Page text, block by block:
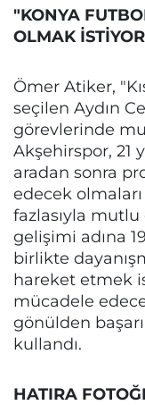
"KONYA
OLMAK
Ömer Atiker,
seçilen Aydın
görevlerinde
Akşehirspor, 21
aradan sonra
edecek
fazlasıyla
gelişimi adına
birlikte
hareket etmek
mücadele
gönülden
kullandı.
HATIRA